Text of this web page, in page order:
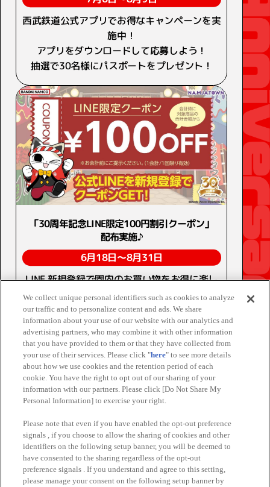
西武鉄道公式アプリでお得なキャンペーンを実
施中！
アプリをダウンロードして応募しよう！
抽選で30名様にパスポートをプレゼント！
「30周年記念LINE限定100円割引クーポン」
配布実施♪
6月18日～8月31日
LINE 新規登録で園内のお買い物をお得に楽し
もう♪
ページTOPへ戻る
※掲載しているイメージは実物と異なる場合がございま
す。
※内容は予告なく変更・中止となる場合がございます。
We collect unique personal identifiers such as cookies to analyze
our traffic and to personalize content and ads. We share
information about your use of our website with our analytics and
advertising partners, who may combine it with other information
that you have provided to them or that they have collected from
your use of their services. Please click "here" to see more details
about how we use cookies and the retention period of each
cookie. You have the right to opt out of our sharing of your
information with our partners. Please click [Do Not Share My
Personal Information] to exercise your right.
Please note that even if you have enabled the opt-out preference
signals , if you choose to allow the sharing of cookies and other
identifiers on the following setup banner, you will be deemed to
have consented to the sharing regardless of the opt-out
preference signals . If you understand and agree to this setting,
please manage your consent on the following setup banner by